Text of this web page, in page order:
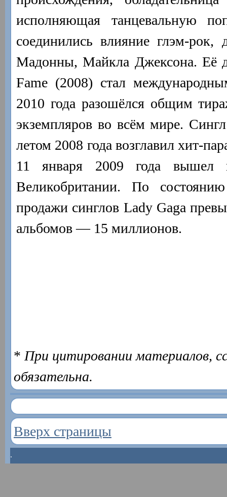
исполняющая танцевальную
соединились влияние глэм-рок,
Мадонны, Майкла Джексона. Её
Fame (2008) стал
2010 года разошёлся общим
экземпляров во всём мире.
летом 2008 года возглавил хит-
11 января 2009 года вышел
Великобритании. По
продажи синглов Lady Gaga
альбомов — 15 миллионов.
*При цитировании материалов,
обязательна.
Вверх страницы
.